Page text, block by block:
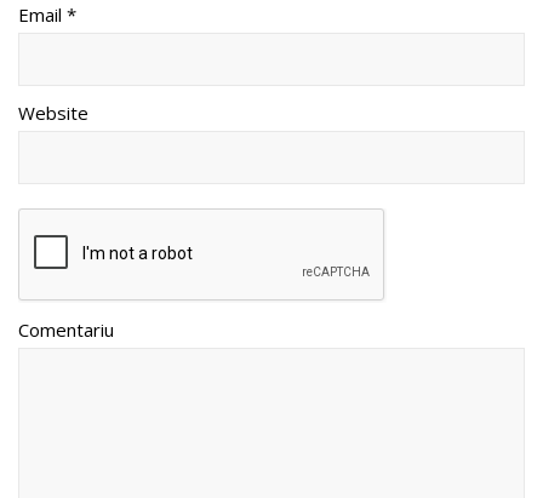
Email *
Website
Comentariu